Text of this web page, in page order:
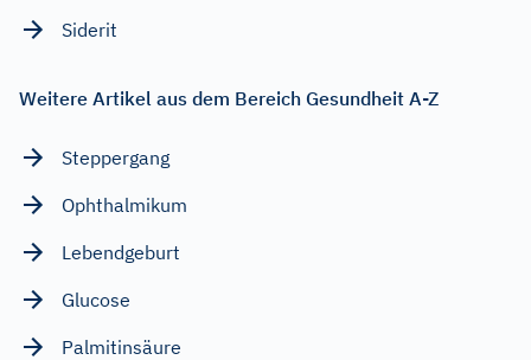
Siderit
Weitere Artikel aus dem Bereich Gesundheit A-Z
Steppergang
Ophthalmikum
Lebendgeburt
Glucose
Palmitinsäure